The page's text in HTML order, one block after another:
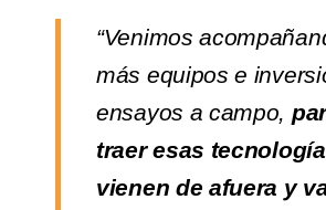
“Venimos
más equipos e
ensayos a campo,
traer esas
vienen de afuera y